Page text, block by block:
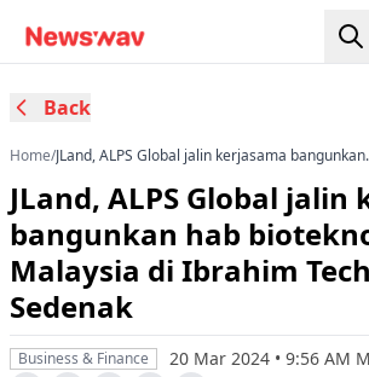
Back
Home/JLand, ALPS Global jalin kerjasama bangunkan
Technopolis, Sedenak
JLand, ALPS Global jalin
bangunkan hab
Malaysia di Ibrahim
Sedenak
Business & Finance 20 Mar 2024 • 9:56 AM